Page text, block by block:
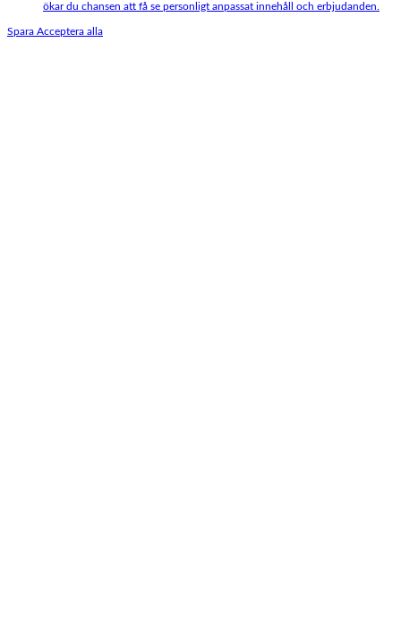
ökar du chansen att få se personligt anpassat innehåll och erbjudanden.
Spara Acceptera alla